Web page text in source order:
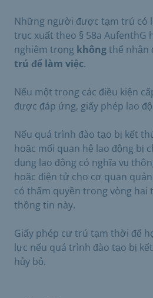
Những người được tạm trú có
trục xuất theo § 58a AufenthG
nghiêm trọng khôngthể nhận
trú để làm việc.
Nếu một trong các điều kiện
được đáp ứng, giấy phép lao
Nếu quá trình đào tạo bị kết
hoặc mối quan hệ lao động bị
dụng lao động có nghĩa vụ
hoặc điện tử cho cơ quan
có thẩm quyền trong vòng hai
thông tin này.
Giấy phép cư trú tạm thời để
lực nếu quá trình đào tạo bị
hủy bỏ.